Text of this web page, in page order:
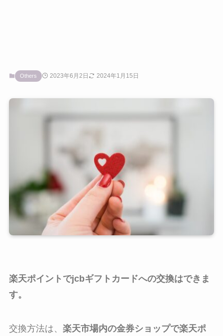
Others 2023年6月2日 2024年1月15日
楽天ポイントでjcbギフトカードへの交換はできま
す。
交換方法は、 楽天市場内の金券ショップで楽天ポ